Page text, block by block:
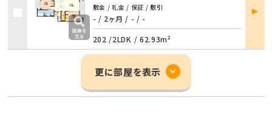
敷金 / 礼金 / 保証 / 敷引
- / 2ヶ月 / - / -
202 /2LDK / 62.93m²
部屋
詳細
更に部屋を表示